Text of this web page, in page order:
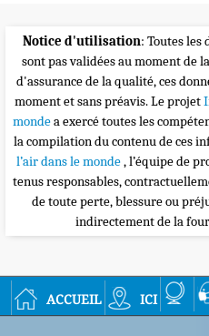
Notice d'utilisation: Toutes
sont pas validées au moment de
d'assurance de la qualité, ces
moment et sans préavis. Le projet
mondea exercé toutes les
la compilation du contenu de ces
l’air dans le monde, l’équipe de
tenus responsables,
de toute perte, blessure ou
indirectement de la
accueil ici